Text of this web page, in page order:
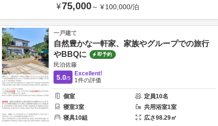
¥75,000～ ¥100,000/泊
一戸建て
自然豊かな一軒家、家族やグループでの旅行
やBBQに
即予約
民泊佐藤
5.0/5
Excellent!
1件の評価
個室 定員10名
寝室3室 共用浴室1室
寝具10組 広さ98.29㎡